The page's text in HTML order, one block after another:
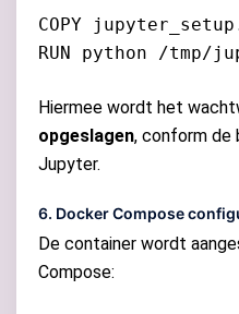
COPY
Hiermee wordt het
opgeslagen, conform de
Jupyter.
6. Docker Compose
De container wordt
Compose: